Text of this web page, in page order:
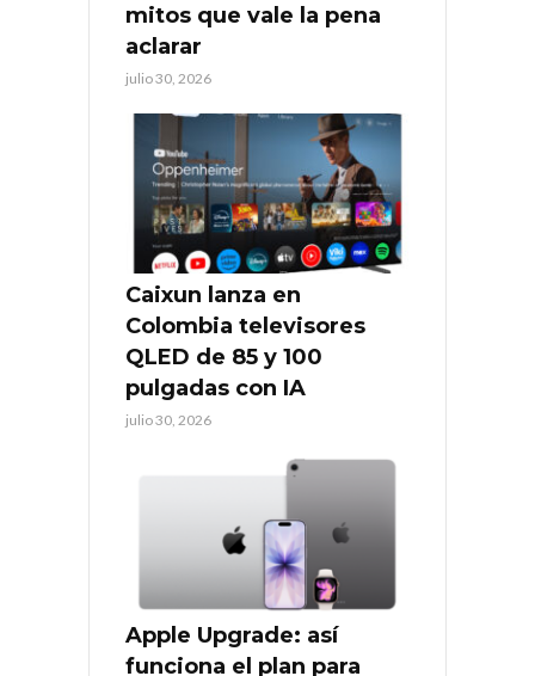
mitos que vale la pena
aclarar
julio 30, 2026
Caixun lanza en
Colombia televisores
QLED de 85 y 100
pulgadas con IA
julio 30, 2026
Apple Upgrade: así
funciona el plan para